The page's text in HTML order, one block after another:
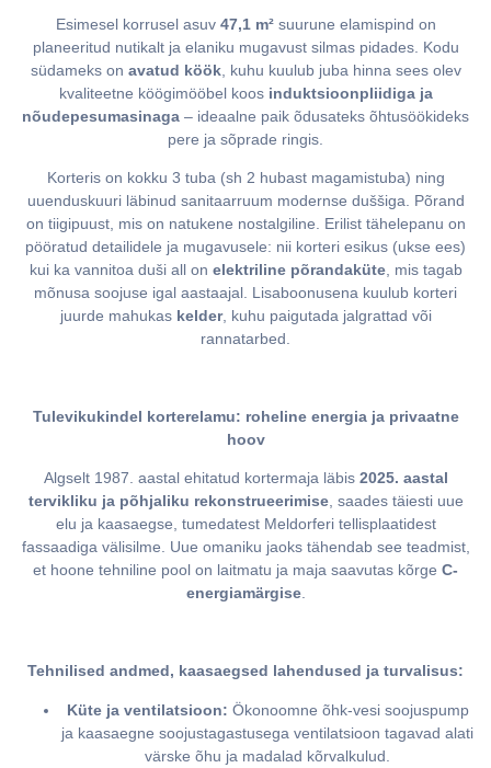
Esimesel korrusel asuv 47,1 m²suurune elamispind on
planeeritud nutikalt ja elaniku mugavust silmas pidades. Kodu
südameks on avatud köök, kuhu kuulub juba hinna sees olev
kvaliteetne köögimööbel koos induktsioonpliidiga ja
nõudepesumasinaga – ideaalne paik õdusateks õhtusöökideks
pere ja sõprade ringis.
Korteris on kokku 3 tuba (sh 2 hubast magamistuba) ning
uuenduskuuri läbinud sanitaarruum modernse duššiga. Põrand
on tiigipuust, mis on natukene nostalgiline. Erilist tähelepanu on
pööratud detailidele ja mugavusele: nii korteri esikus (ukse ees)
kui ka vannitoa duši all on elektriline põrandaküte, mis tagab
mõnusa soojuse igal aastaajal. Lisaboonusena kuulub korteri
juurde mahukas kelder, kuhu paigutada jalgrattad või
rannatarbed.
Tulevikukindel korterelamu: roheline energia ja privaatne
hoov
Algselt 1987. aastal ehitatud kortermaja läbis 2025. aastal
tervikliku ja põhjaliku rekonstrueerimise, saades täiesti uue
elu ja kaasaegse, tumedatest Meldorferi tellisplaatidest
fassaadiga välisilme. Uue omaniku jaoks tähendab see teadmist,
et hoone tehniline pool on laitmatu ja maja saavutas kõrge C-
energiamärgise.
Tehnilised andmed, kaasaegsed lahendused ja turvalisus:
Küte ja ventilatsioon: Ökonoomne õhk-vesi soojuspump
ja kaasaegne soojustagastusega ventilatsioon tagavad alati
värske õhu ja madalad kõrvalkulud.